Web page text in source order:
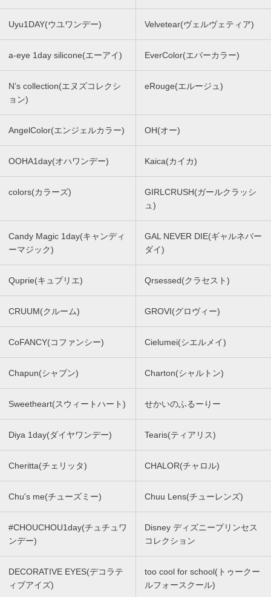
Uyu1DAY(ウユワンデー) Velvetear(ヴェルヴェティア)
a-eye 1day silicone(エーアイ) EverColor(エバーカラー)
N’s collection(エヌズコレクシ
ョン)
eRouge(エルージュ)
AngelColor(エンジェルカラー) OH(オー)
OOHA1day(オハワンデー) Kaica(カイカ)
colors(カラーズ)
GIRLCRUSH(ガールクラッシ
ュ)
Candy Magic 1day(キャンディ
ーマジック)
GAL NEVER DIE(ギャルネバー
ダイ)
Quprie(キュプリエ) Qrsessed(クラセスト)
CRUUM(クルーム) GROVI(グロヴィー)
CoFANCY(コファンシー) Cielumei(シエルメイ)
Chapun(シャプン) Charton(シャルトン)
Sweetheart(スウィートハート) せかいのふるーりー
Diya 1day(ダイヤワンデー) Tearis(ティアリス)
Cheritta(チェリッタ) CHALOR(チャロル)
Chu's me(チューズミー) Chuu Lens(チューレンズ)
#CHOUCHOU1day(チュチュワ
ンデー)
Disney ディズニープリンセス
コレクション
DECORATIVE EYES(デコラテ
ィブアイズ)
too cool for school(トゥークー
ルフォースクール)